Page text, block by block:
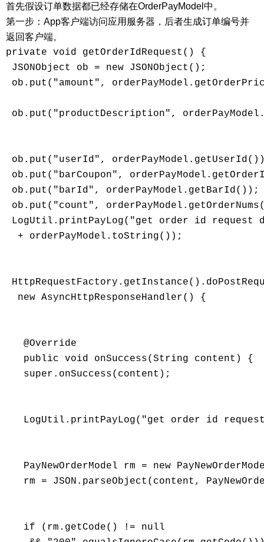
首先假设订单数据都已经存储在OrderPayModel中。
第一步：App客户端访问应用服务器，后者生成订单编号并
返回客户端。
private void getOrderIdRequest() {
JSONObject ob = new JSONObject();
ob.put("amount",
ob.put("productDescription",
ob.put("userId",
ob.put("barCoupon",
ob.put("barId", orderPayModel.getBarId());
ob.put("count",
LogUtil.printPayLog("get order id request
  + orderPayModel.toString());
  new AsyncHttpResponseHandler() {
   @Override
   public void onSuccess(String content) {
   super.onSuccess(content);
LogUtil.printPayLog("get order id
PayNewOrderModel rm = new
rm = JSON.parseObject(content,
   if (rm.getCode() != null